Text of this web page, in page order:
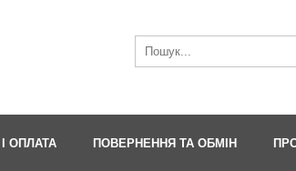
ОПЛАТА ПОВЕРНЕННЯ ТА ОБМІН